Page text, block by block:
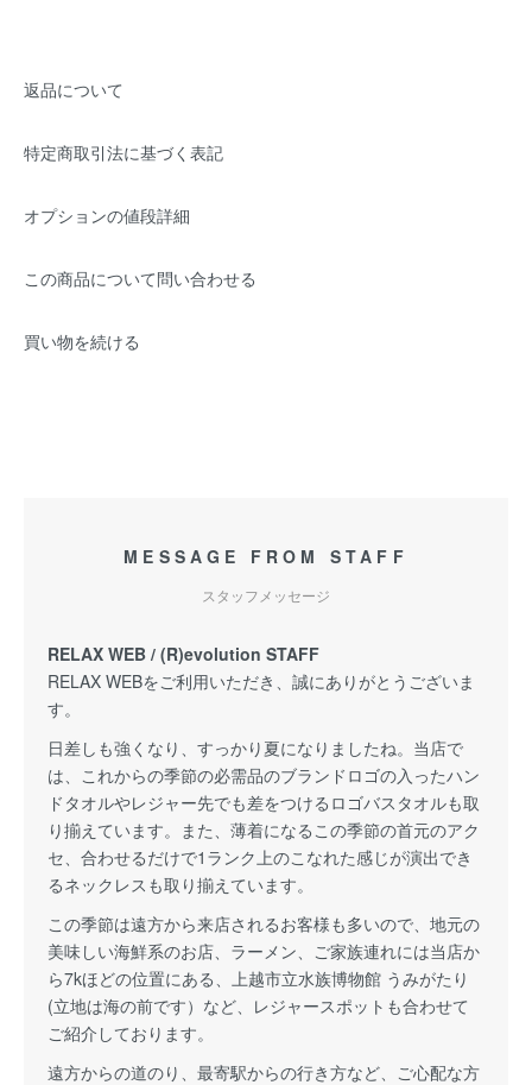
返品について
特定商取引法に基づく表記
オプションの値段詳細
この商品について問い合わせる
買い物を続ける
MESSAGE FROM STAFF
スタッフメッセージ
RELAX WEB / (R)evolution STAFF
RELAX WEBをご利用いただき、誠にありがとうございま
す。
日差しも強くなり、すっかり夏になりましたね。当店で
は、これからの季節の必需品のブランドロゴの入ったハン
ドタオルやレジャー先でも差をつけるロゴバスタオルも取
り揃えています。また、薄着になるこの季節の首元のアク
セ、合わせるだけで1ランク上のこなれた感じが演出でき
るネックレスも取り揃えています。
この季節は遠方から来店されるお客様も多いので、地元の
美味しい海鮮系のお店、ラーメン、ご家族連れには当店か
ら7kほどの位置にある、上越市立水族博物館 うみがたり
(立地は海の前です）など、レジャースポットも合わせて
ご紹介しております。
遠方からの道のり、最寄駅からの行き方など、ご心配な方